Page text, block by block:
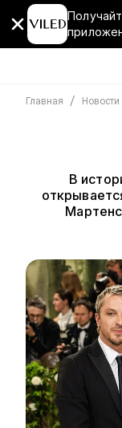
Главная / Новости
В